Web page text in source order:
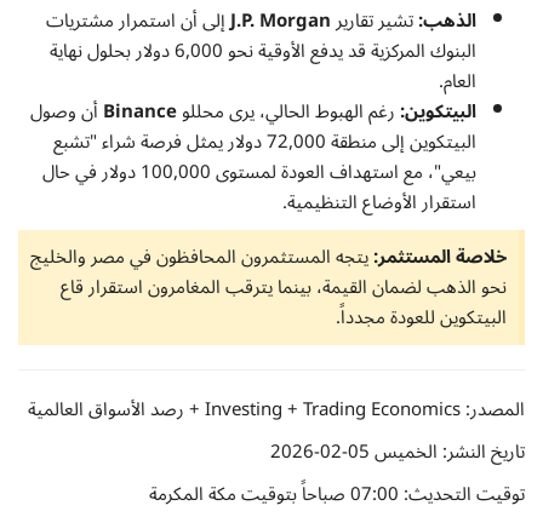
الذهب:تشير تقاريرJ.P. Morganإلى أن استمرار مشتريات
البنوك المركزية قد يدفع الأوقية نحو 6,000 دولار بحلول نهاية
العام.
البيتكوين:رغم الهبوط الحالي، يرى محللوBinanceأن وصول
البيتكوين إلى منطقة 72,000 دولار يمثل فرصة شراء "تشبع
بيعي"، مع استهداف العودة لمستوى 100,000 دولار في حال
استقرار الأوضاع التنظيمية.
خلاصة المستثمر:يتجه المستثمرون المحافظون في مصر والخليج
نحو الذهب لضمان القيمة، بينما يترقب المغامرون استقرار قاع
البيتكوين للعودة مجدداً.
المصدر: Investing + Trading Economics + رصد الأسواق العالمية
تاريخ النشر: الخميس 05-02-2026
توقيت التحديث: 07:00 صباحاً بتوقيت مكة المكرمة